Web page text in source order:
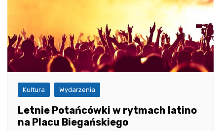
Kultura Wydarzenia
Letnie Potańcówki w rytmach latino
na Placu Biegańskiego